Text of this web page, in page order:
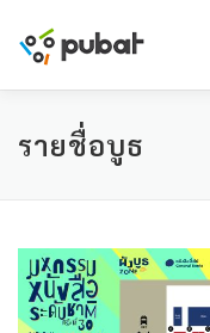
content
รายชื่อบูธ